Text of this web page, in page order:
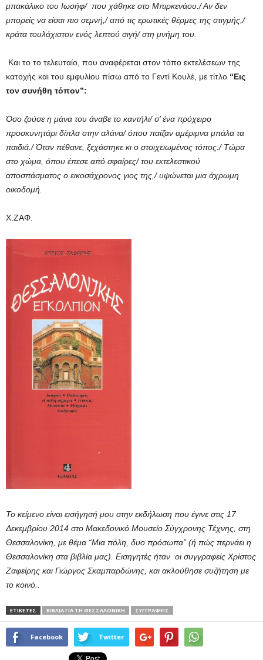
μπακάλικο του Ιωσήφ/ που χάθηκε στο Μπιρκενάου./ Αν δεν
μπορείς να είσαι πιο σεμνή,/ από τις ερωτικές θέρμες της στιγμής,/
κράτα τουλάχιστον ενός λεπτού σιγή/ στη μνήμη του.
Και το το τελευταίο, που αναφέρεται στον τόπο εκτελέσεων της
κατοχής και του εμφυλίου πίσω από το Γεντί Κουλέ, με τίτλο “Εις
τον συνήθη τόπον”:
Όσο ζούσε η μάνα του άναβε το καντήλι/ σ’ ένα πρόχειρο
προσκυνητάρι δίπλα στην αλάνα/ όπου παίζαν αμέριμνα μπάλα τα
παιδιά./ Όταν πέθανε, ξεχάστηκε κι ο στοιχειωμένος τόπος./ Τώρα
στο χώμα, όπου έπεσε από σφαίρες/ του εκτελεστικού
αποσπάσματος ο εικοσάχρονος γιος της,/ υψώνεται μια άχρωμη
οικοδομή.
Χ.ΖΑΦ.
Το κείμενο είναι εισήγησή μου στην εκδήλωση που έγινε στις 17
Δεκεμβρίου 2014 στο Μακεδονικό Μουσείο Σύγχρονης Τέχνης, στη
Θεσσαλονίκη, με θέμα “Μια πόλη, δυο πρόσωπα” (ή πώς περνάει η
Θεσσαλονίκη στα βιβλία μας). Εισηγητές ήταν οι συγγραφείς Χρίστος
Ζαφείρης και Γιώργος Σκαμπαρδώνης, και ακλούθησε συζήτηση με
το κοινό..
ΕΤΙΚΕΤΕΣ ΒΙΒΛΊΑ ΓΙΑ ΤΗ ΘΕΣΣΑΛΟΝΊΚΗ ΣΥΓΓΡΑΦΕΙΣ
Facebook Twitter